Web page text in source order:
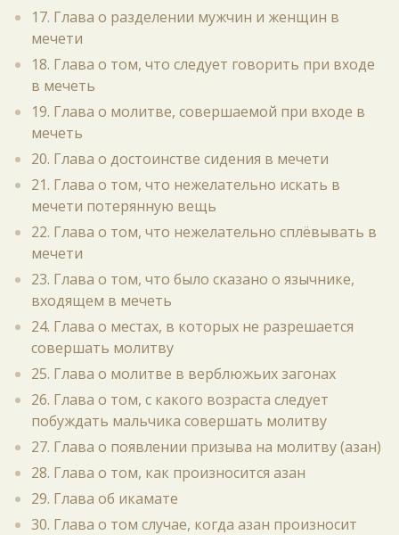
17. Глава о разделении мужчин и женщин в
мечети
18. Глава о том, что следует говорить при входе
в мечеть
19. Глава о молитве, совершаемой при входе в
мечеть
20. Глава о достоинстве сидения в мечети
21. Глава о том, что нежелательно искать в
мечети потерянную вещь
22. Глава о том, что нежелательно сплёвывать в
мечети
23. Глава о том, что было сказано о язычнике,
входящем в мечеть
24. Глава о местах, в которых не разрешается
совершать молитву
25. Глава о молитве в верблюжьих загонах
26. Глава о том, с какого возраста следует
побуждать мальчика совершать молитву
27. Глава о появлении призыва на молитву (азан)
28. Глава о том, как произносится азан
29. Глава об икамате
30. Глава о том случае, когда азан произносит